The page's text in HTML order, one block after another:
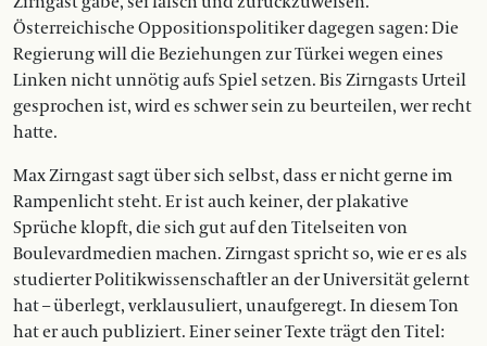
Österreichische Oppositionspolitiker dagegen sagen: Die
Regierung will die Beziehungen zur Türkei wegen eines
Linken nicht unnötig aufs Spiel setzen. Bis Zirngasts Urteil
gesprochen ist, wird es schwer sein zu beurteilen, wer recht
hatte.
Max Zirngast sagt über sich selbst, dass er nicht gerne im
Rampenlicht steht. Er ist auch keiner, der plakative
Sprüche klopft, die sich gut auf den Titelseiten von
Boulevardmedien machen. Zirngast spricht so, wie er es als
studierter Politikwissenschaftler an der Universität gelernt
hat – überlegt, verklausuliert, unaufgeregt. In diesem Ton
hat er auch publiziert. Einer seiner Texte trägt den Titel: